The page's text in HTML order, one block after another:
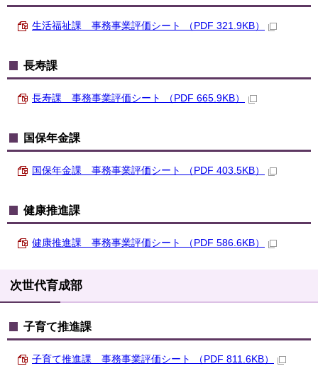
生活福祉課 事務事業評価シート （PDF 321.9KB）
長寿課
長寿課 事務事業評価シート （PDF 665.9KB）
国保年金課
国保年金課 事務事業評価シート （PDF 403.5KB）
健康推進課
健康推進課 事務事業評価シート （PDF 586.6KB）
次世代育成部
子育て推進課
子育て推進課 事務事業評価シート （PDF 811.6KB）